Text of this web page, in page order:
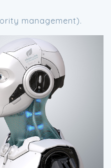
management).